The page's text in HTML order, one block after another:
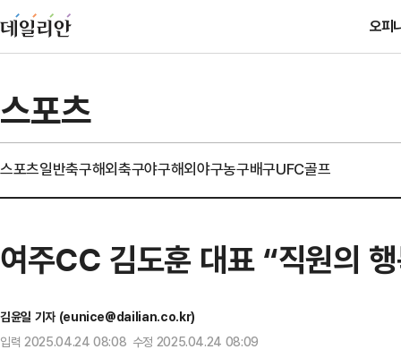
오피
스포츠
스포츠일반축구해외축구야구해외야구농구배구UFC골프
여주CC 김도훈 대표 “직원의
김윤일 기자 (eunice@dailian.co.kr)
입력 2025.04.24 08:08 수정 2025.04.24 08:09